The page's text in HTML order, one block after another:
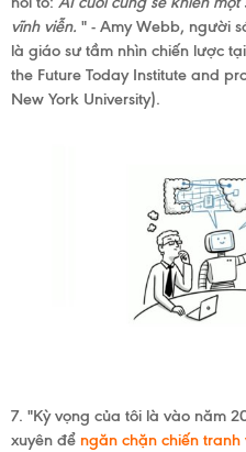
vĩnh viễn. " - Amy Webb, người
là giáo sư tầm nhìn chiến lược
the Future Today Institute and
New York University).
7. "Kỳ vọng của tôi là vào năm
xuyên để ngăn chặn chiến tranh